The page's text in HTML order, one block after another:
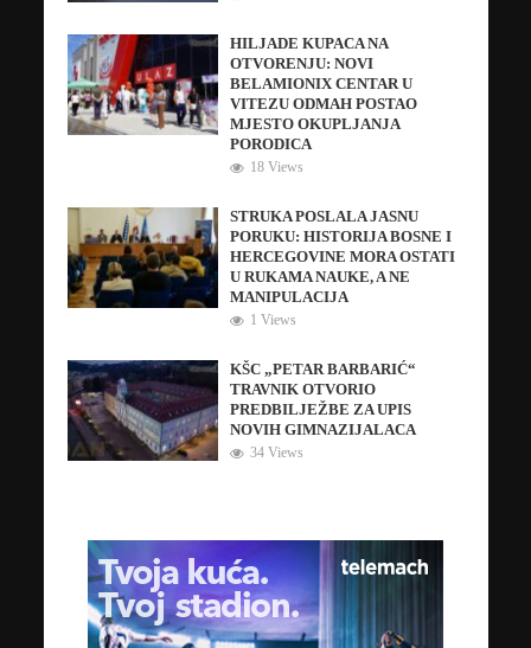
HILJADE KUPACA NA
OTVORENJU: NOVI
BELAMIONIX CENTAR U
VITEZU ODMAH POSTAO
MJESTO OKUPLJANJA
PORODICA
18 Views
STRUKA POSLALA JASNU
PORUKU: HISTORIJA BOSNE I
HERCEGOVINE MORA OSTATI
U RUKAMA NAUKE, A NE
MANIPULACIJA
1 Views
KŠC „PETAR BARBARIĆ“
TRAVNIK OTVORIO
PREDBILJEŽBE ZA UPIS
NOVIH GIMNAZIJALACA
34 Views